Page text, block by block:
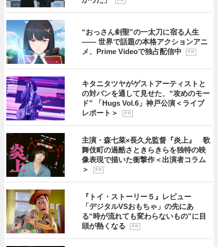
“おっさん剣聖”の一太刀に宿る人生
―― 世界で話題の本格アクションアニ
メ、Prime Videoで独占配信中
P R
キタニタツヤがゲストアーティストと
の対バンを通して見せた、“攻めのモー
ド” 「Hugs Vol.6」神戸公演＜ライブ
レポート＞
P R
主演・森七菜×長久允監督『炎上』 歌
舞伎町の過酷さときらきらを独特の映
像表現で描いた衝撃作＜出演者コラム
＞
P R
『トイ・ストーリー５』レビュー
「デジタルVSおもちゃ」の先にあ
る“時が流れても変わらないもの”に目
頭が熱くなる
P R